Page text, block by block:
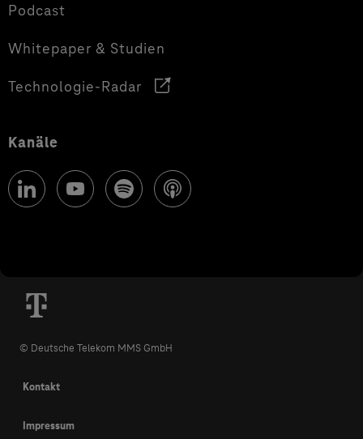
Podcast
Whitepaper & Studien
Technologie-Radar
Kanäle
© Deutsche Telekom MMS GmbH
Kontakt
Impressum